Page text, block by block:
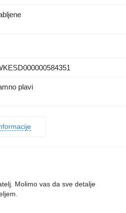
plavi
Molimo vas da sve detalje